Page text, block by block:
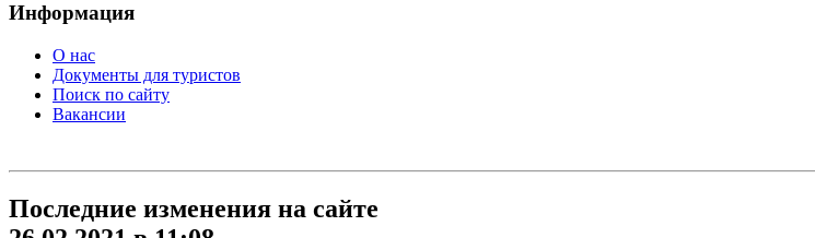
Информация
О нас
Документы для туристов
Поиск по сайту
Вакансии
Последние изменения на сайте